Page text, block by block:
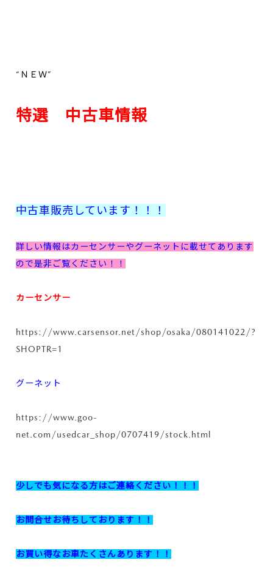
“ＮＥＷ”
特選 中古車情報
中古車販売しています！！！
詳しい情報はカーセンサーやグーネットに載せてあります
ので是非ご覧ください！！
カーセンサー
https://www.carsensor.net/shop/osaka/080141022/?
SHOPTR=1
グーネット
https://www.goo-
net.com/usedcar_shop/0707419/stock.html
少しでも気になる方はご連絡ください！！！
お問合せお待ちしております！！
お買い得なお車たくさんあります！！